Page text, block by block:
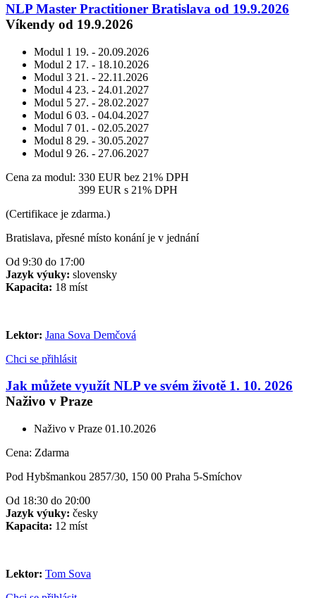
NLP Master Practitioner Bratislava od 19.9.2026
Víkendy od 19.9.2026
Modul 1 19. - 20.09.2026
Modul 2 17. - 18.10.2026
Modul 3 21. - 22.11.2026
Modul 4 23. - 24.01.2027
Modul 5 27. - 28.02.2027
Modul 6 03. - 04.04.2027
Modul 7 01. - 02.05.2027
Modul 8 29. - 30.05.2027
Modul 9 26. - 27.06.2027
Cena za modul: 330 EUR bez 21% DPH
399 EUR s 21% DPH
(Certifikace je zdarma.)
Bratislava, přesné místo konání je v jednání
Od 9:30 do 17:00
Jazyk výuky: slovensky
Kapacita: 18 míst
Lektor: Jana Sova Demčová
Chci se přihlásit
Jak můžete využít NLP ve svém životě 1. 10. 2026
Naživo v Praze
Naživo v Praze 01.10.2026
Cena: Zdarma
Pod Hybšmankou 2857/30, 150 00 Praha 5-Smíchov
Od 18:30 do 20:00
Jazyk výuky: česky
Kapacita: 12 míst
Lektor: Tom Sova